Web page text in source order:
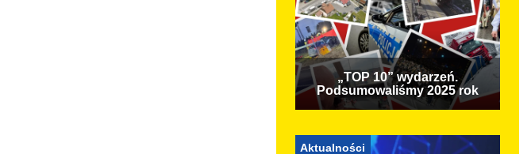
„TOP 10” wydarzeń.
Podsumowaliśmy 2025 rok
Aktualności